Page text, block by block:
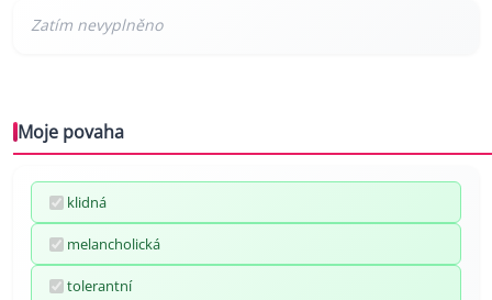
Moje povaha
klidná
melancholická
tolerantní